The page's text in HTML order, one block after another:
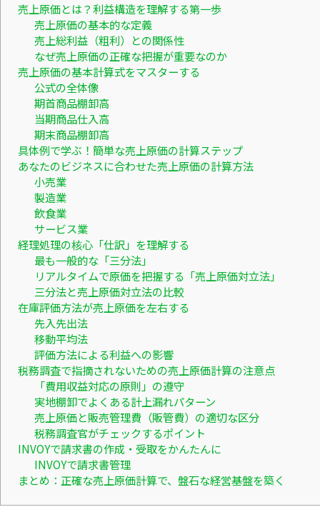
売上原価とは？利益構造を理解する第一歩
売上原価の基本的な定義
売上総利益（粗利）との関係性
なぜ売上原価の正確な把握が重要なのか
売上原価の基本計算式をマスターする
公式の全体像
期首商品棚卸高
当期商品仕入高
期末商品棚卸高
具体例で学ぶ！簡単な売上原価の計算ステップ
あなたのビジネスに合わせた売上原価の計算方法
小売業
製造業
飲食業
サービス業
経理処理の核心「仕訳」を理解する
最も一般的な「三分法」
リアルタイムで原価を把握する「売上原価対立法」
三分法と売上原価対立法の比較
在庫評価方法が売上原価を左右する
先入先出法
移動平均法
評価方法による利益への影響
税務調査で指摘されないための売上原価計算の注意点
「費用収益対応の原則」の遵守
実地棚卸でよくある計上漏れパターン
売上原価と販売管理費（販管費）の適切な区分
税務調査官がチェックするポイント
INVOYで請求書の作成・受取をかんたんに
INVOYで請求書管理
まとめ：正確な売上原価計算で、盤石な経営基盤を築く